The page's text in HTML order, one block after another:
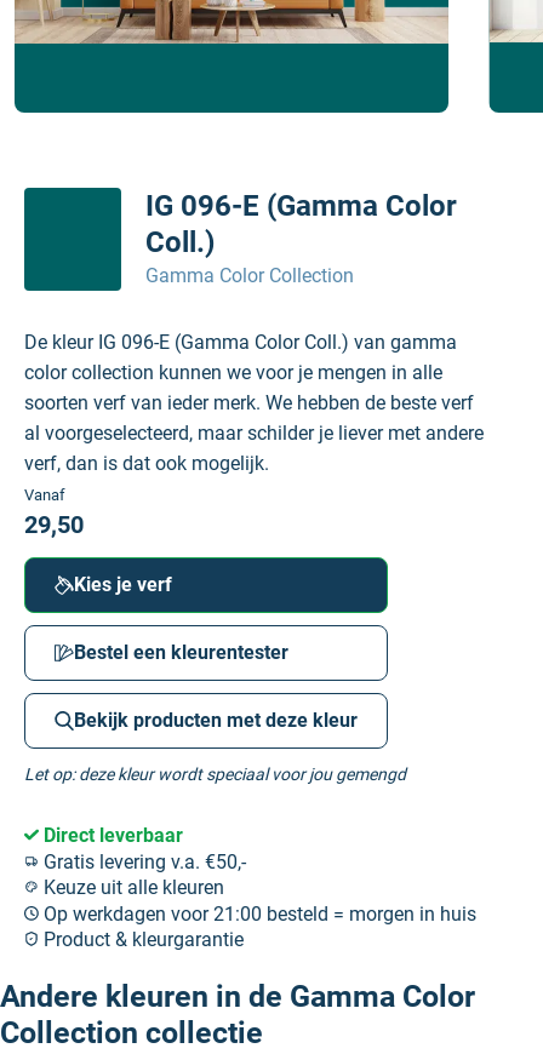
IG 096-E (Gamma Color
Coll.)
Gamma Color Collection
De kleur IG 096-E (Gamma Color Coll.) van gamma
color collection kunnen we voor je mengen in alle
soorten verf van ieder merk. We hebben de beste verf
al voorgeselecteerd, maar schilder je liever met andere
verf, dan is dat ook mogelijk.
Vanaf
29,50
Kies je verf
Bestel een kleurentester
Bekijk producten met deze kleur
Let op: deze kleur wordt speciaal voor jou gemengd
Direct leverbaar
Gratis levering v.a. €50,-
Keuze uit alle kleuren
Op werkdagen voor 21:00 besteld = morgen in huis
Product & kleurgarantie
Andere kleuren in de Gamma Color
Collection collectie